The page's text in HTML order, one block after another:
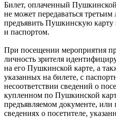
Билет, оплаченный
не может передаваться третьим
предъявить Пушкинскую карту
и паспортом.
При посещении мероприятия
личность зрителя
на его Пушкинской карте, а
указанных на билете, с
несоответствии сведений о
купленном по Пушкинской
предъявляемом документе,
сведениях о посетителе,